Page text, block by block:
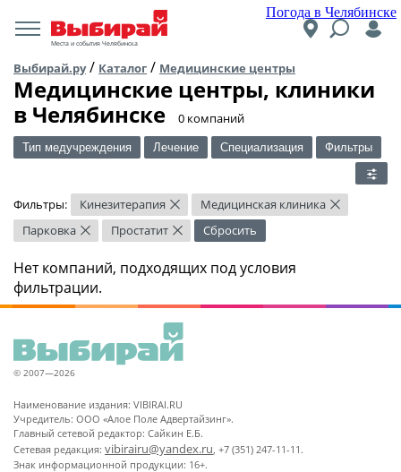
Погода в Челябинске
Места и события Челябинска
Выбирай.ру/ Каталог / Медицинские центры
Медицинские центры, клиники
в Челябинске
​0 компаний
Тип медучреждения Лечение Специализация Фильтры
Фильтры: Кинезитерапия × Медицинская клиника ×
Парковка × Простатит × Сбросить
Нет компаний, подходящих под условия
фильтрации.
© 2007—2026
Наименование издания: VIBIRAI.RU
Учредитель: ООО «Алое Поле Адвертайзинг».
Главный сетевой редактор: Сайкин Е.Б.
Сетевая редакция: vibirairu@yandex.ru, +7 (351) 247-11-11.
Знак информационной продукции: 16+.